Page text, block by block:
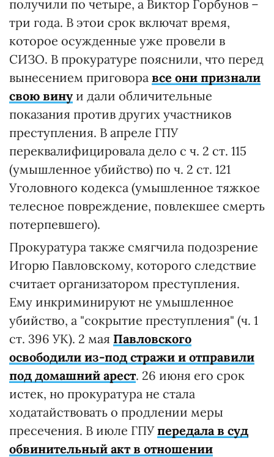
получили по четыре, а Виктор Горбунов –
три года. В этои срок включат время,
которое осужденные уже провели в
СИЗО. В прокуратуре пояснили, что перед
вынесением приговора все они признали
свою вину и дали обличительные
показания против других участников
преступления. В апреле ГПУ
переквалифицировала дело с ч. 2 ст. 115
(умышленное убийство) по ч. 2 ст. 121
Уголовного кодекса (умышленное тяжкое
телесное повреждение, повлекшее смерть
потерпевшего).
Прокуратура также смягчила подозрение
Игорю Павловскому, которого следствие
считает организатором преступления.
Ему инкриминируют не умышленное
убийство, а "сокрытие преступления" (ч. 1
ст. 396 УК). 2 мая Павловского
освободили из-под стражи и отправили
под домашний арест. 26 июня его срок
истек, но прокуратура не стала
ходатайствовать о продлении меры
пресечения. В июле ГПУпередала в суд
обвинительный акт в отношении